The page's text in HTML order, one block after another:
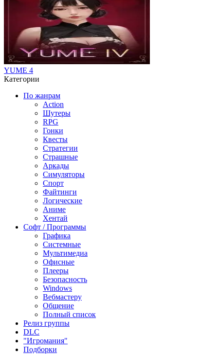
YUME 4
Категории
По жанрам
Action
Шутеры
RPG
Гонки
Квесты
Стратегии
Страшные
Аркады
Симуляторы
Спорт
Файтинги
Логические
Аниме
Хентай
Софт / Программы
Графика
Системные
Мультимедиа
Офисные
Плееры
Безопасность
Windows
Вебмастеру
Общение
Полный список
Релиз группы
DLC
"Игромания"
Подборки